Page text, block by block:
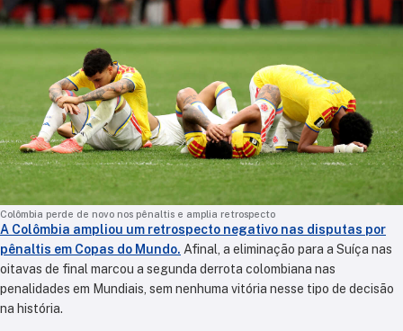
Colômbia perde de novo nos pênaltis e amplia retrospecto
A Colômbia ampliou um retrospecto negativo nas disputas por
pênaltis em Copas do Mundo. Afinal, a eliminação para a Suíça nas
oitavas de final marcou a segunda derrota colombiana nas
penalidades em Mundiais, sem nenhuma vitória nesse tipo de decisão
na história.